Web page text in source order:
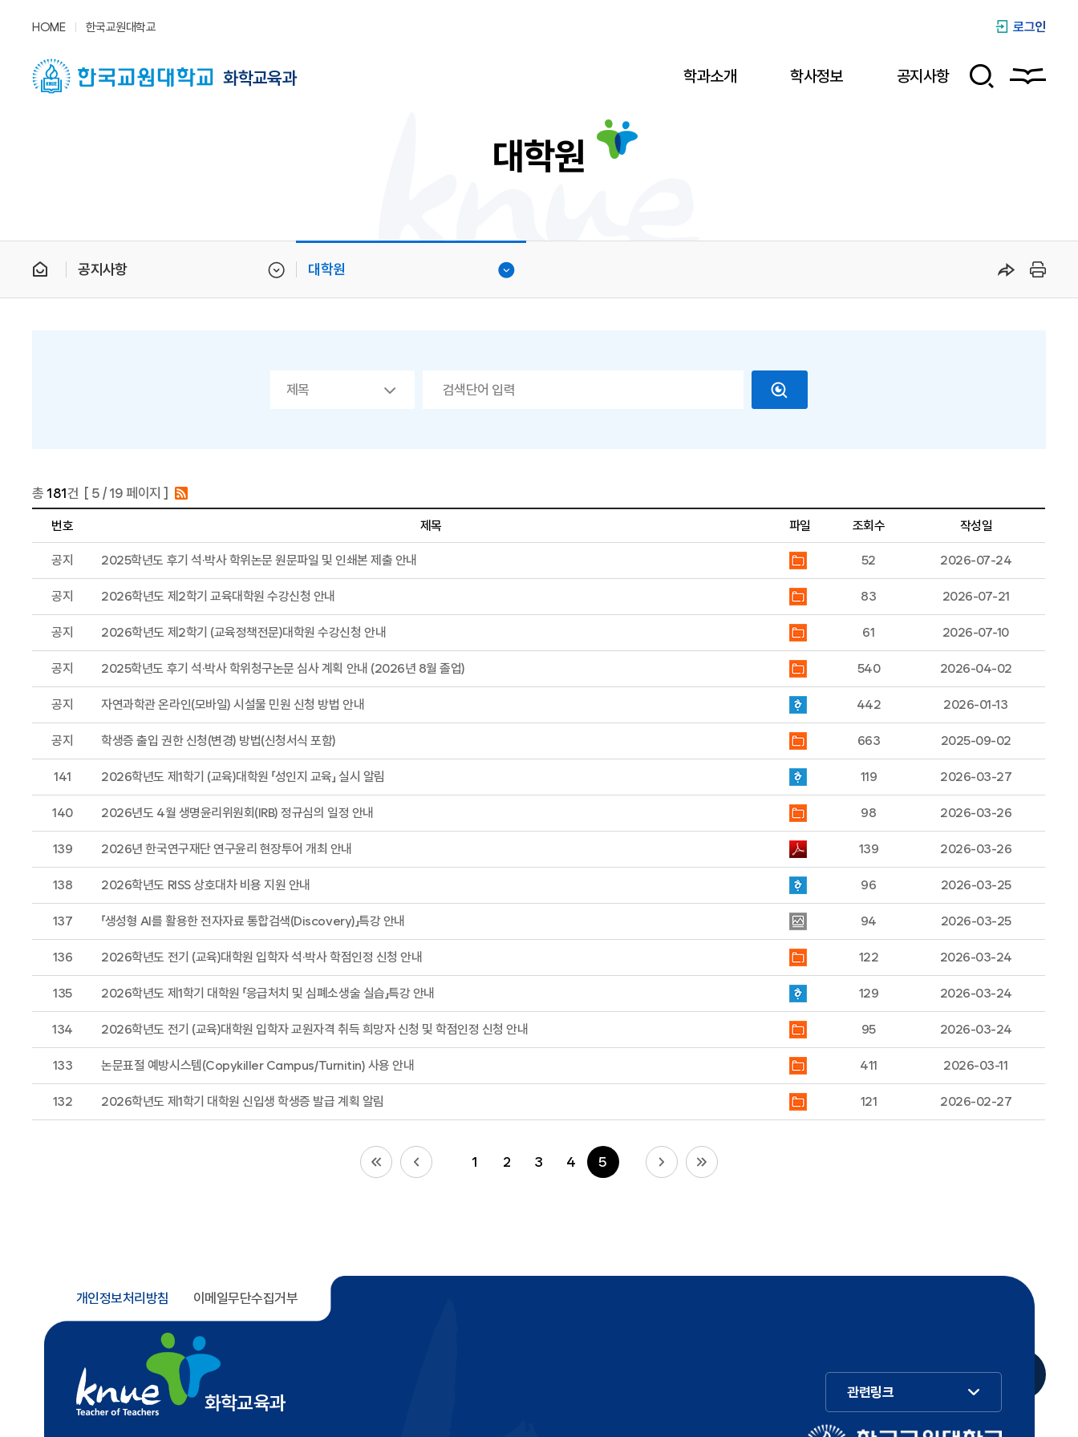
HOME 한국교원대학교 로그인
화학교육과 학과소개 학사정보 공지사항
대학원
공지사항 대학원
총 181건 [ 5 / 19 페이지 ]
번호 제목 파일 조회수 작성일
공지 2025학년도 후기 석·박사 학위논문 원문파일 및 인쇄본 제출 안내 52 2026-07-24
공지 2026학년도 제2학기 교육대학원 수강신청 안내 83 2026-07-21
공지 2026학년도 제2학기 (교육정책전문)대학원 수강신청 안내 61 2026-07-10
공지 2025학년도 후기 석·박사 학위청구논문 심사 계획 안내 (2026년 8월 졸업) 540 2026-04-02
공지 자연과학관 온라인(모바일) 시설물 민원 신청 방법 안내 442 2026-01-13
공지 학생증 출입 권한 신청(변경) 방법(신청서식 포함) 663 2025-09-02
141 2026학년도 제1학기 (교육)대학원 「성인지 교육」 실시 알림 119 2026-03-27
140 2026년도 4월 생명윤리위원회(IRB) 정규심의 일정 안내 98 2026-03-26
139 2026년 한국연구재단 연구윤리 현장투어 개최 안내 139 2026-03-26
138 2026학년도 RISS 상호대차 비용 지원 안내 96 2026-03-25
137 「생성형 AI를 활용한 전자자료 통합검색(Discovery)」특강 안내 94 2026-03-25
136 2026학년도 전기 (교육)대학원 입학자 석·박사 학점인정 신청 안내 122 2026-03-24
135 2026학년도 제1학기 대학원 「응급처치 및 심폐소생술 실습」특강 안내 129 2026-03-24
134 2026학년도 전기 (교육)대학원 입학자 교원자격 취득 희망자 신청 및 학점인정 신청 안내 95 2026-03-24
133 논문표절 예방시스템(Copykiller Campus/Turnitin) 사용 안내 411 2026-03-11
132 2026학년도 제1학기 대학원 신입생 학생증 발급 계획 알림 121 2026-02-27
1 2 3 4 5
개인정보처리방침 이메일무단수집거부
화학교육과 관련링크